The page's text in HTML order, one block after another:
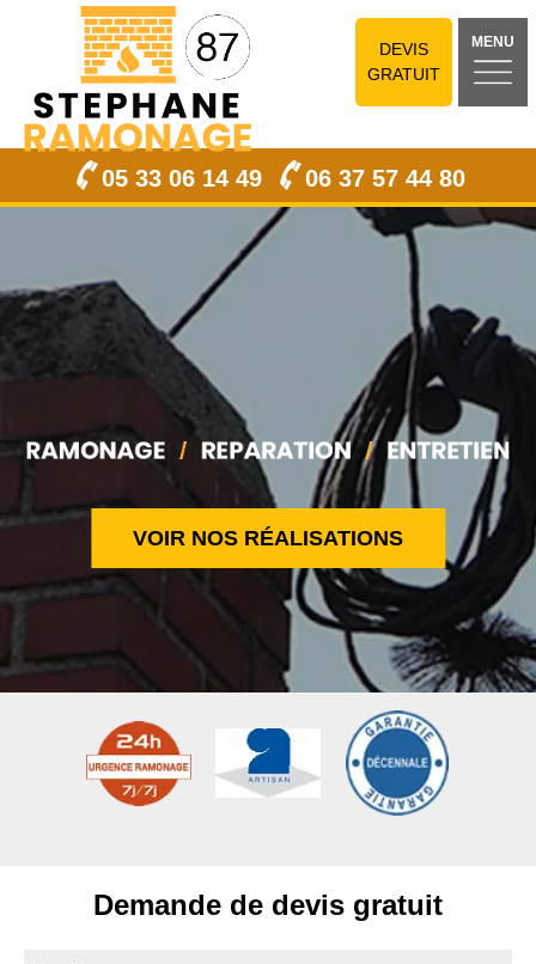
DEVIS
GRATUIT
MENU
05 33 06 14 49 06 37 57 44 80
VOIR NOS RÉALISATIONS
Demande de devis gratuit